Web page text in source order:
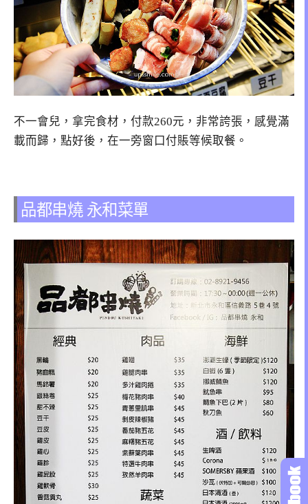
不一會兒，拿完食材，付款260元，非常誇張，感覺滿
載而歸，點好後，在一旁窗口付賬等候取餐。
品都串燒 永和菜單